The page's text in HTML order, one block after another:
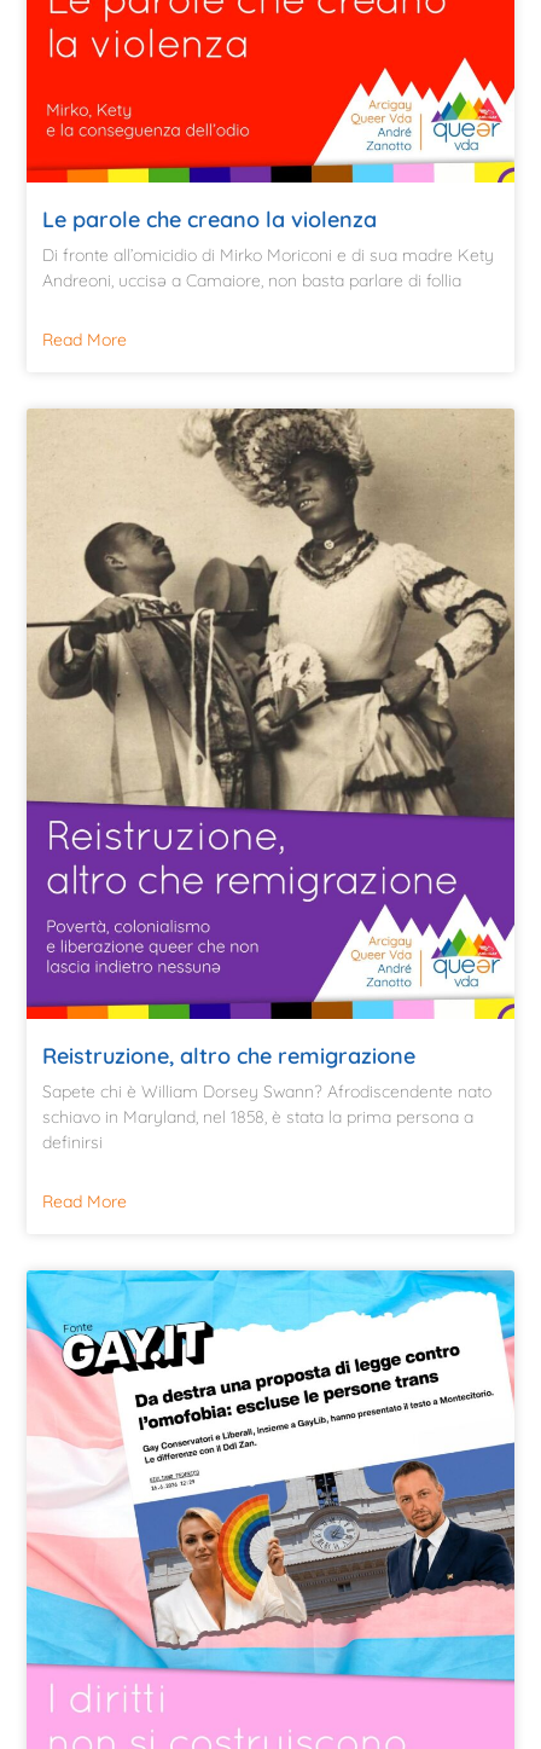
Le parole che creano la violenza
Di fronte all’omicidio di Mirko Moriconi e di sua madre Kety
Andreoni, uccisə a Camaiore, non basta parlare di follia
Read More
Reistruzione, altro che remigrazione
Sapete chi è William Dorsey Swann? Afrodiscendente nato
schiavo in Maryland, nel 1858, è stata la prima persona a
definirsi
Read More